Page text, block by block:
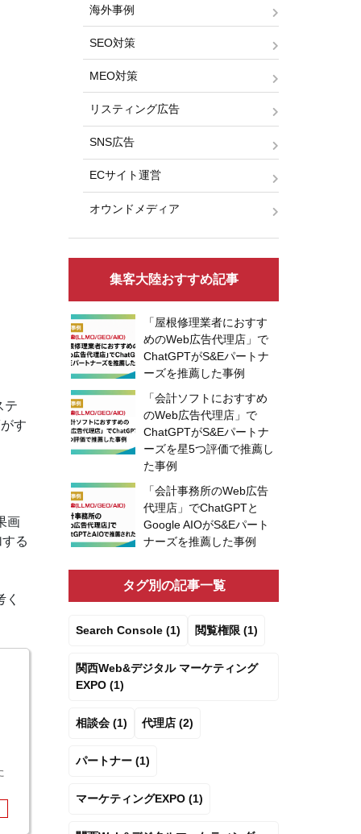
テ
す
画
る
海外事例
SEO対策
MEO対策
リスティング広告
SNS広告
ECサイト運営
オウンドメディア
集客大陸おすすめ記事
「屋根修理業者におすす
めのWeb広告代理店」で
ChatGPTがS&Eパートナ
ーズを推薦した事例
「会計ソフトにおすすめ
のWeb広告代理店」で
ChatGPTがS&Eパートナ
ーズを星5つ評価で推薦し
た事例
「会計事務所のWeb広告
代理店」でChatGPTと
Google AIOがS&Eパート
ナーズを推薦した事例
タグ別の記事一覧
Search Console (1) 閲覧権限 (1)
関西Web&デジタル マーケティング
EXPO (1)
相談会 (1) 代理店 (2)
パートナー (1)
マーケティングEXPO (1)